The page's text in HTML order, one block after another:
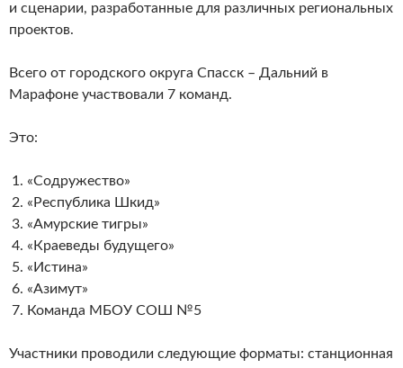
и сценарии, разработанные для различных региональных
проектов.
Всего от городского округа Спасск – Дальний в
Марафоне участвовали 7 команд.
Это:
«Содружество»
«Республика Шкид»
«Амурские тигры»
«Краеведы будущего»
«Истина»
«Азимут»
Команда МБОУ СОШ №5
Участники проводили следующие форматы: станционная